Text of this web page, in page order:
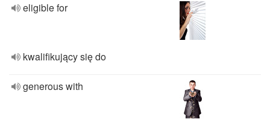
eligible for
kwalifikujący się do
generous with